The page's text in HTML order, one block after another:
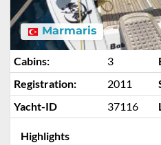
Marmaris
Cabins: 3
Registration:
2011
Yacht-ID
37116
Highlights